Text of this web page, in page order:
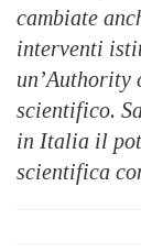
cambiate
interventi
un’Authority
scientifico.
in Italia il
scientifica